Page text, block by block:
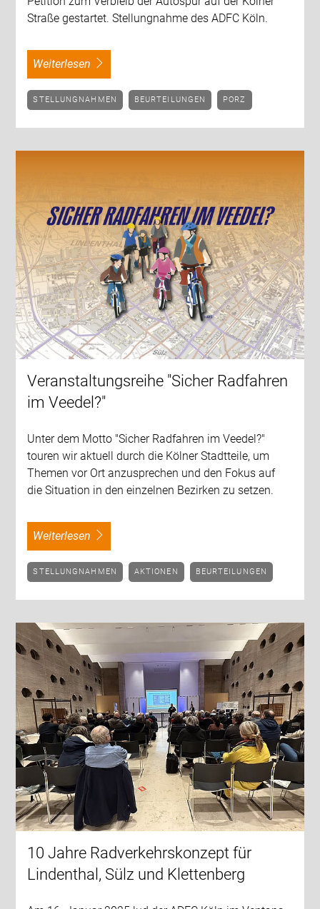
Straße gestartet. Stellungnahme des ADFC Köln.
weiterlesen
STELLUNGNAHMEN BEURTEILUNGEN PORZ
Veranstaltungsreihe "Sicher Radfahren
im Veedel?"
Unter dem Motto "Sicher Radfahren im Veedel?"
touren wir aktuell durch die Kölner Stadtteile, um
Themen vor Ort anzusprechen und den Fokus auf
die Situation in den einzelnen Bezirken zu setzen.
weiterlesen
STELLUNGNAHMEN AKTIONEN BEURTEILUNGEN
10 Jahre Radverkehrskonzept für
Lindenthal, Sülz und Klettenberg